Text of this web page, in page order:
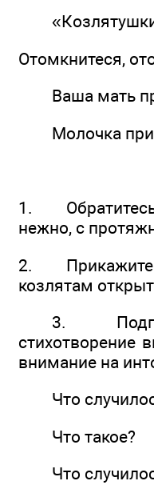
Отомкнитеся,
Ваша мать
Молочка
1. Обратитесь
нежно, с
2.
козлятам
3.
стихотворение
внимание на
Что
Что такое?
Что